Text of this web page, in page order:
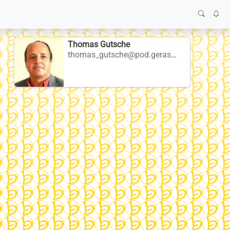
Thomas Gutsche
thomas_gutsche@pod.geraspora.de